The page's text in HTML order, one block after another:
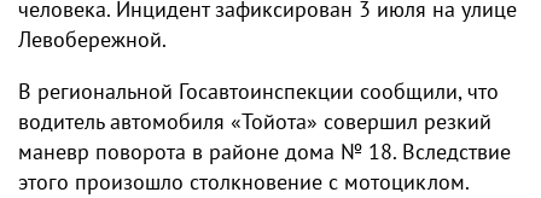
человека. Инцидент зафиксирован 3 июля на улице
Левобережной.
В региональной Госавтоинспекции сообщили, что
водитель автомобиля «Тойота» совершил резкий
маневр поворота в районе дома № 18. Вследствие
этого произошло столкновение с мотоциклом.